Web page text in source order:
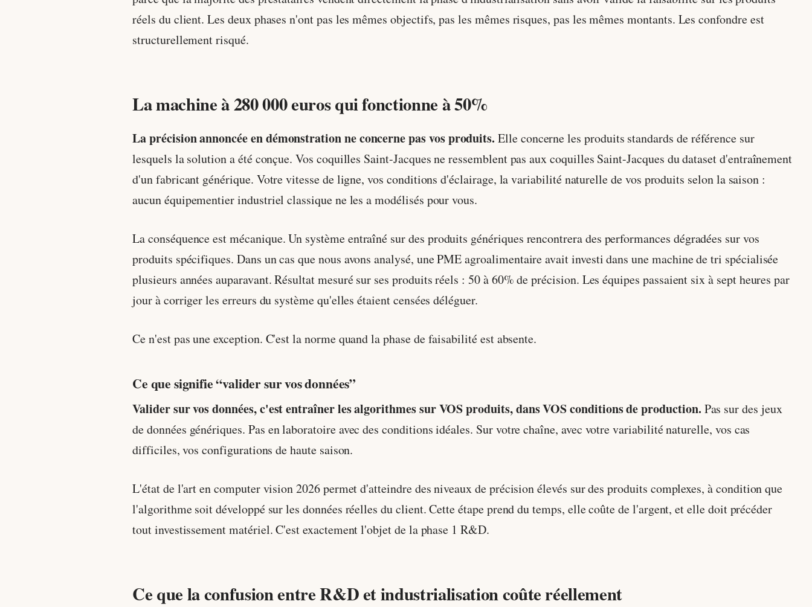
réels du client. Les deux phases n'ont pas les mêmes objectifs, pas les mêmes risques, pas les mêmes montants. Les confondre est
structurellement risqué.
La machine à 280 000 euros qui fonctionne à 50%
La précision annoncée en démonstration ne concerne pas vos produits. Elle concerne les produits standards de référence sur
lesquels la solution a été conçue. Vos coquilles Saint-Jacques ne ressemblent pas aux coquilles Saint-Jacques du dataset d'entraînement
d'un fabricant générique. Votre vitesse de ligne, vos conditions d'éclairage, la variabilité naturelle de vos produits selon la saison :
aucun équipementier industriel classique ne les a modélisés pour vous.
La conséquence est mécanique. Un système entraîné sur des produits génériques rencontrera des performances dégradées sur vos
produits spécifiques. Dans un cas que nous avons analysé, une PME agroalimentaire avait investi dans une machine de tri spécialisée
plusieurs années auparavant. Résultat mesuré sur ses produits réels : 50 à 60% de précision. Les équipes passaient six à sept heures par
jour à corriger les erreurs du système qu'elles étaient censées déléguer.
Ce n'est pas une exception. C'est la norme quand la phase de faisabilité est absente.
Ce que signifie “valider sur vos données”
Valider sur vos données, c'est entraîner les algorithmes sur VOS produits, dans VOS conditions de production. Pas sur des jeux
de données génériques. Pas en laboratoire avec des conditions idéales. Sur votre chaîne, avec votre variabilité naturelle, vos cas
difficiles, vos configurations de haute saison.
L'état de l'art en computer vision 2026 permet d'atteindre des niveaux de précision élevés sur des produits complexes, à condition que
l'algorithme soit développé sur les données réelles du client. Cette étape prend du temps, elle coûte de l'argent, et elle doit précéder
tout investissement matériel. C'est exactement l'objet de la phase 1 R&D.
Ce que la confusion entre R&D et industrialisation coûte réellement